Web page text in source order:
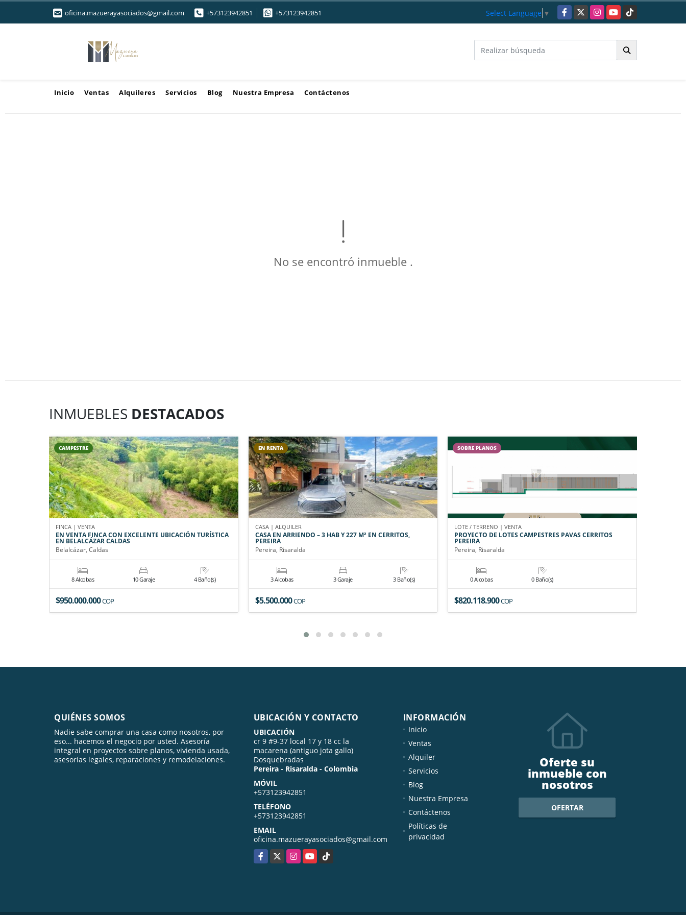
oficina.mazuerayasociados@gmail.com +573123942851 +573123942851 Select Language ▼ Facebook
X InstagramYouTubeTikTok
Inicio Ventas Alquileres Servicios Blog Nuestra Empresa Contáctenos
No se encontró inmueble .
INMUEBLES DESTACADOS
CAMPESTRE
FINCA | VENTA
EN VENTA FINCA CON EXCELENTE UBICACIÓN TURÍSTICA
EN BELALCÁZAR CALDAS
Belalcázar, Caldas
8 Alcobas 10 Garaje 4 Baño(s)
$950.000.000COP
EN RENTA
CASA | ALQUILER
CASA EN ARRIENDO – 3 HAB Y 227 M² EN CERRITOS,
PEREIRA
Pereira, Risaralda
3 Alcobas 3 Garaje 3 Baño(s)
$5.500.000COP
SOBRE PLANOS
LOTE / TERRENO | VENTA
PROYECTO DE LOTES CAMPESTRES PAVAS CERRITOS
PEREIRA
Pereira, Risaralda
0 Alcobas 0 Baño(s)
$820.118.900COP
QUIÉNES SOMOS
Nadie sabe comprar una casa como nosotros, por
eso... hacemos el negocio por usted. Asesoría
integral en proyectos sobre planos, vivienda usada,
asesorías legales, reparaciones y remodelaciones.
UBICACIÓN Y CONTACTO
UBICACIÓN
cr 9 #9-37 local 17 y 18 cc la
macarena (antiguo jota gallo)
Dosquebradas
Pereira - Risaralda - Colombia
MÓVIL
+573123942851
TELÉFONO
+573123942851
EMAIL
oficina.mazuerayasociados@gmail.com
Facebook
X InstagramYouTubeTikTok
INFORMACIÓN
Inicio
Ventas
Alquiler
Servicios
Blog
Nuestra Empresa
Contáctenos
Políticas de
privacidad
Oferte su
inmueble con
nosotros
OFERTAR